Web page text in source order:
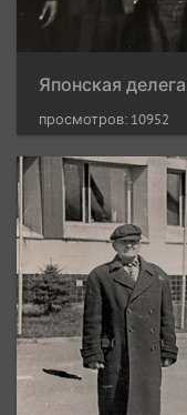
Японская
просмотров: 10952